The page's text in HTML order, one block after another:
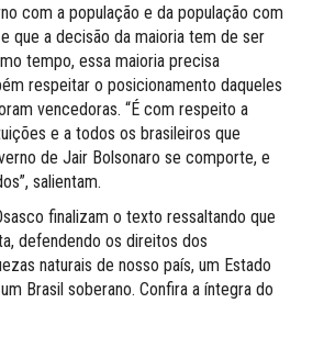
com a população e da população com
que a decisão da maioria tem de ser
tempo, essa maioria precisa
respeitar o posicionamento daqueles
vencedoras. “É com respeito a
e a todos os brasileiros que
de Jair Bolsonaro se comporte, e
salientam.
finalizam o texto ressaltando que
defendendo os direitos dos
naturais de nosso país, um Estado
Brasil soberano. Confira a íntegra do